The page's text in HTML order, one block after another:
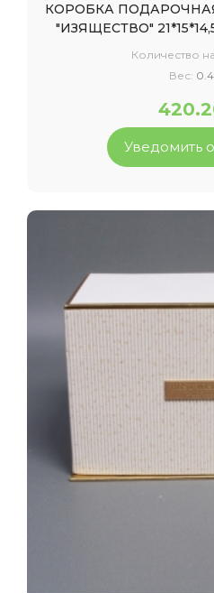
КОРОБКА
"ИЗЯЩЕСТВО"
Количество
Вес:
Уведомить